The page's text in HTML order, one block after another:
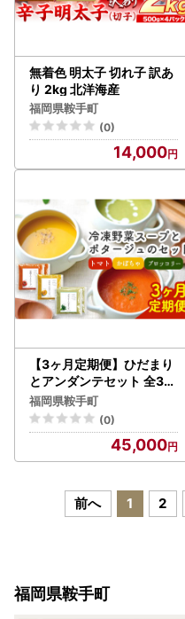
無着色 明太子 切れ子 訳あ
り 2kg 北洋海産
福岡県鞍手町
(0)
14,000
【3ヶ月定期便】ひだまり
とアンダンテセット 全3回
《お申込みの翌月より出荷
》福岡県 花田農園 野菜ス
ープ トマト ブロッコリー
福岡県鞍手町
(0)
45,000
前へ 1 2
福岡県鞍手町